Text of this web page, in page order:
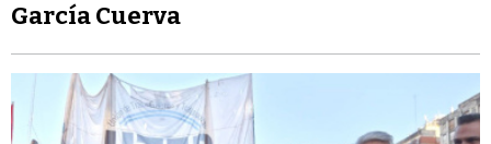
García Cuerva